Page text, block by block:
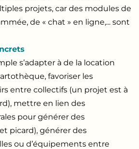
projets, car des modules de
de « chat » en ligne,... sont
s’adapter à de la location
favoriser les
entre collectifs (un projet est à
mettre en lien des
pour générer des
picard), générer des
ou d’équipements entre